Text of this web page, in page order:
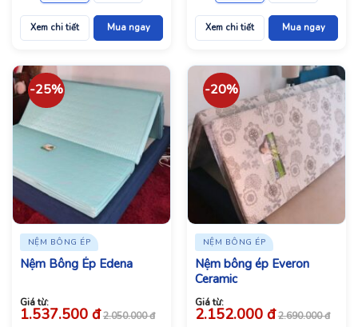
Xem chi tiết Mua ngay Xem chi tiết Mua ngay
-25%
NỆM BÔNG ÉP
Nệm Bông Ép Edena
Giá từ:
1.537.500 đ 2.050.000đ
-20%
NỆM BÔNG ÉP
Nệm bông ép Everon
Ceramic
Giá từ:
2.152.000 đ 2.690.000đ